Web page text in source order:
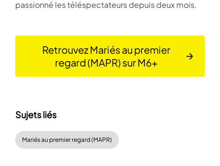
passionné les téléspectateurs depuis deux mois.
Retrouvez Mariés au premier
regard (MAPR) sur M6+
Sujets liés
Mariés au premier regard (MAPR)